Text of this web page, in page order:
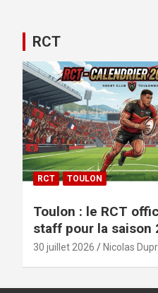
publications
RCT
RCT TOULON
Toulon : le RCT
staff pour la saison
le calendrier
30 juillet 2026 Nicolas